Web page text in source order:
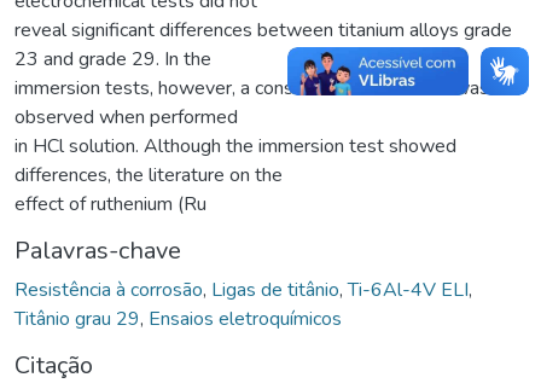
reveal significant differences between titanium alloys grade
23 and grade 29. In the
immersion tests, however, a considerable difference was
observed when performed
in HCl solution. Although the immersion test showed
differences, the literature on the
effect of ruthenium (Ru
Palavras-chave
Resistência à corrosão, Ligas de titânio,Ti-6Al-4V ELI,
Titânio grau 29, Ensaios eletroquímicos
Citação